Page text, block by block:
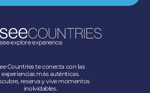
Countries te conecta con las
experiencias más auténticas.
reserva y vive momentos
inolvidables.